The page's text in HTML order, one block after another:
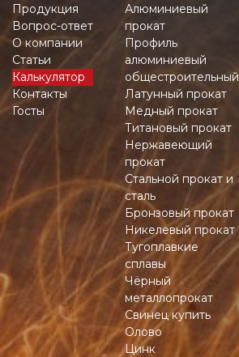
Продукция
Вопрос-ответ
О компании
Статьи
Калькулятор
Контакты
Госты
Алюминиевый
прокат
Профиль
алюминиевый
общестроительный
Латунный прокат
Медный прокат
Титановый прокат
Нержавеющий
прокат
Стальной прокат и
сталь
Бронзовый прокат
Никелевый прокат
Тугоплавкие
сплавы
Чёрный
металлопрокат
Свинец купить
Олово
Цинк